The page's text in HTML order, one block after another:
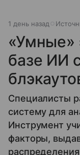
1 день назад
«Умные»
базе ИИ
Специалисты
систему для
Инструмент
факторы,